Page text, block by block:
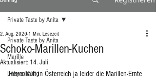
Private Taste by Anita
Marille
Babynahrung
Private Taste by Anita
Schoko-Marillen-Kuchen
2. Aug. 2020 1 Min. Lesezeit
Aktualisiert: 14. Juli
Heuer fällt in Österreich ja leider die Marillen-Ernte